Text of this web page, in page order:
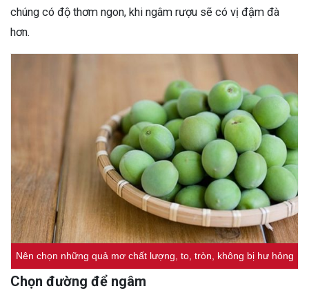
chúng có độ thơm ngon, khi ngâm rượu sẽ có vị đậm đà
hơn.
Nên chọn những quả mơ chất lượng, to, tròn, không bị hư hỏng
Chọn đường để ngâm